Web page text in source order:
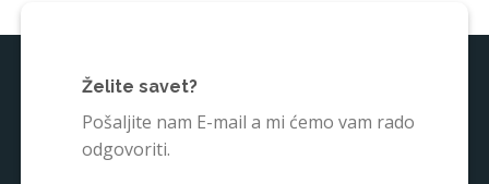
Želite savet?
Pošaljite nam E-mail a mi ćemo vam rado
odgovoriti.